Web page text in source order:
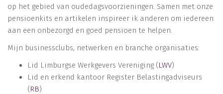
op het gebied van oudedagsvoorzieningen. Samen met onze
pensioenkits en artikelen inspireer ik anderen om iedereen
aan een onbezorgd en goed pensioen te helpen.
Mijn businessclubs, netwerken en branche organisaties:
Lid Limburgse Werkgevers Vereniging (LWV)
Lid en erkend kantoor Register Belastingadviseurs
(RB)